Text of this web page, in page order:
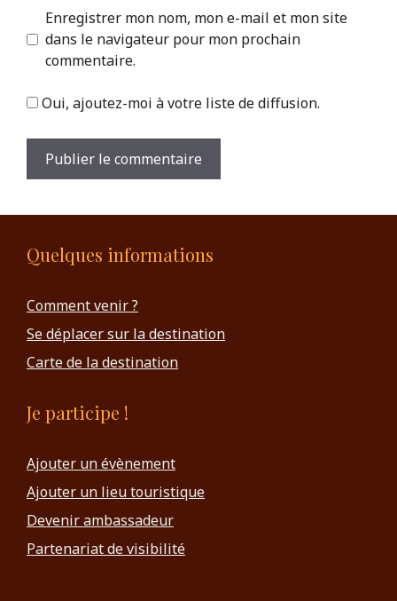
Enregistrer mon nom, mon e-mail et mon site
dans le navigateur pour mon prochain
commentaire.
Oui, ajoutez-moi à votre liste de diffusion.
Quelques informations
Comment venir ?
Se déplacer sur la destination
Carte de la destination
Je participe !
Ajouter un évènement
Ajouter un lieu touristique
Devenir ambassadeur
Partenariat de visibilité